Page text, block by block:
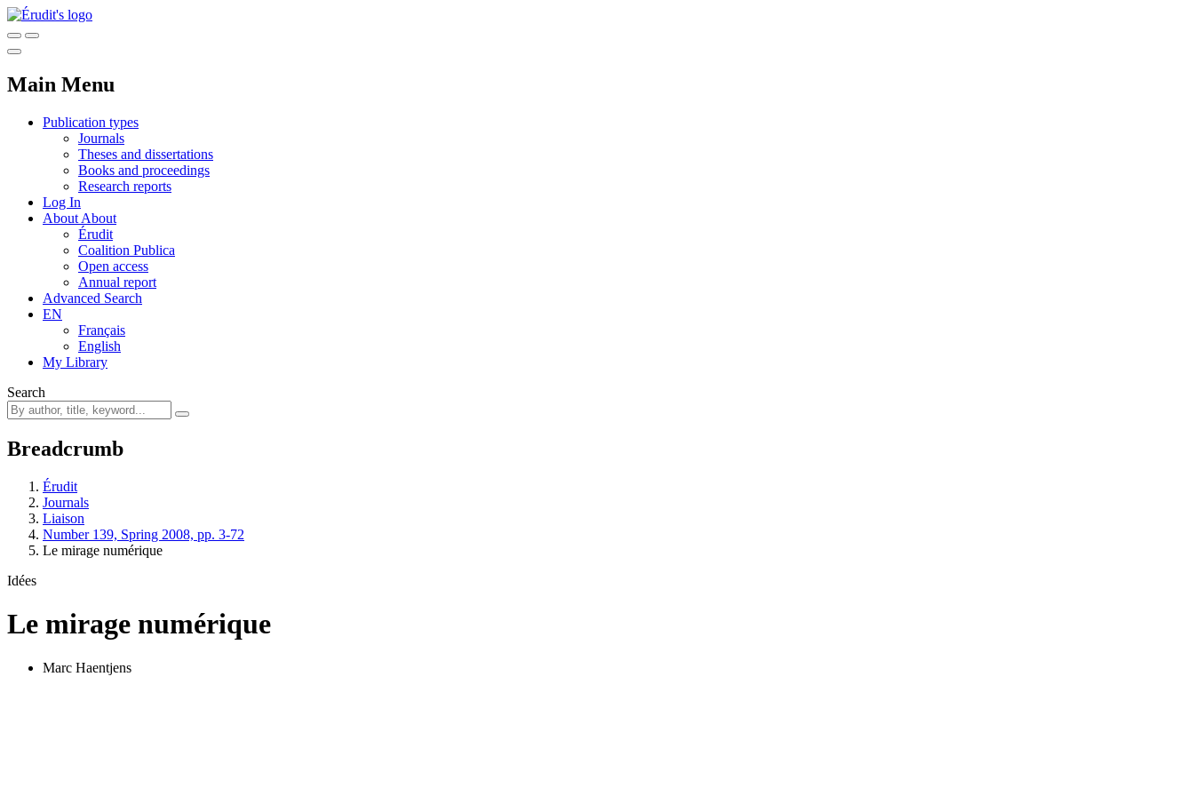
Main Menu
Publication types
Journals
Theses and dissertations
Books and proceedings
Research reports
Log In
About About
Érudit
Coalition Publica
Open access
Annual report
Advanced Search
EN
Français
English
My Library
Search
Breadcrumb
Érudit
Journals
Liaison
Number 139, Spring 2008, pp. 3-72
Le mirage numérique
Idées
Le mirage numérique
Marc Haentjens